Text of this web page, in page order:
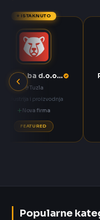
⭐ ISTAKNUTO
ANNOA.ba d.o.o. Tuzla
Tuzla
Industrija i proizvodnja
Nova firma
FEATURED
Popularne